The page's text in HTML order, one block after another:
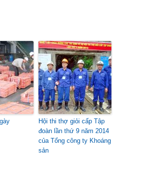
Hội thi thợ giỏi cấp Tập
đoàn lần thứ 9 năm 2014
của Tổng công ty Khoáng
sản